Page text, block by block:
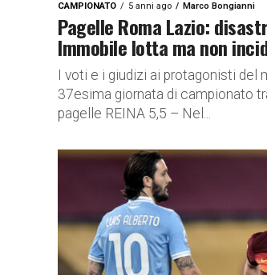
CAMPIONATO 5 anni ago Marco Bongianni
Pagelle Roma Lazio:
Immobile lotta ma non
I voti e i giudizi ai protagonisti del
37esima giornata di campionato
pagelle REINA 5,5 – Nel...